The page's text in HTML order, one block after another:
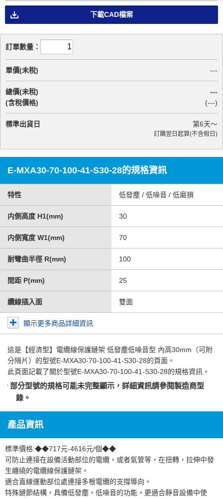
下載CAD檔案
訂單數量：
單價(未稅) ---
總價(未稅)
(含稅價格)
---
(---)
標準出貨日 第6天～
訂購翌日起算(不含假日)
E-MXA30-70-100-41-S30-28的規格資訊
特性 低發塵 / 低噪音 / 低磨損
内側高度 H1(mm) 30
内側寬度 W1(mm) 70
耐彎曲半徑 R(mm) 100
間距 P(mm) 25
纜線插入面 雙面
顯示更多商品詳細資訊
這是 【經濟型】電纜線保護鏈架 低發塵低噪音型 內高30mm（可附
分隔片） 的型號E-MXA30-70-100-41-S30-28的頁面。
此頁面記載了關於型號E-MXA30-70-100-41-S30-28的規格資訊。
部分型號的規格可能未完整顯示，詳細資訊請參閱製造商型
錄 。
產品資訊
標準價格:◆◆717元-4616元/個◆◆
可防止連接在設備活動部位的電纜，或者氣管等，在扭轉，拉伸中發
生纏繞的電纜線保護鏈架。
適合直線運動部位處連接多根電纜的支撐導向。
特殊鏈節結構，具備低發塵，低噪音的功能。更適合靜音設備中使